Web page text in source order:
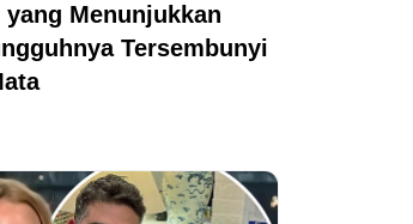
yang Menunjukkan
Tersembunyi